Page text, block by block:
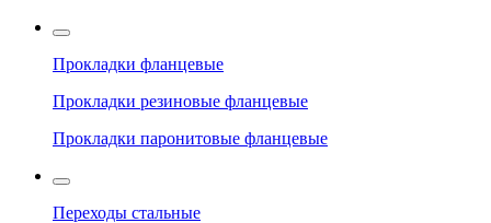
Прокладки фланцевые
Прокладки резиновые фланцевые
Прокладки паронитовые фланцевые
Переходы стальные